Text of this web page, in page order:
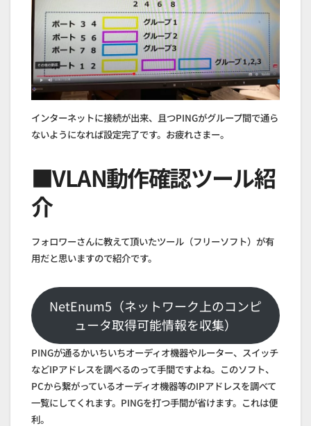
インターネットに接続が出来、且つPINGがグループ間で通ら
ないようになれば設定完了です。お疲れさまー。
■VLAN動作確認ツール紹
介
フォロワーさんに教えて頂いたツール（フリーソフト）が有
用だと思いますので紹介です。
NetEnum5（ネットワーク上のコンピ
ュータ取得可能情報を収集）
PINGが通るかいちいちオーディオ機器やルーター、スイッチ
などIPアドレスを調べるのって手間ですよね。このソフト、
PCから繋がっているオーディオ機器等のIPアドレスを調べて
一覧にしてくれます。PINGを打つ手間が省けます。これは便
利。